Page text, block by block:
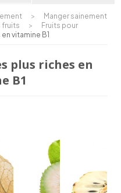
>
Manger sainement
fruits >
Fruits pour
vitamine B1
plus riches en
B1